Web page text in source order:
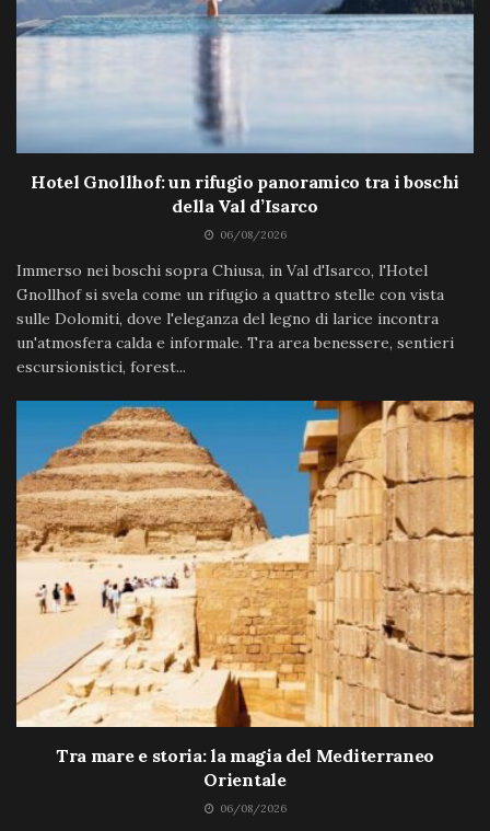
Hotel Gnollhof: un rifugio panoramico tra i boschi
della Val d’Isarco
06/08/2026
Immerso nei boschi sopra Chiusa, in Val d'Isarco, l'Hotel
Gnollhof si svela come un rifugio a quattro stelle con vista
sulle Dolomiti, dove l'eleganza del legno di larice incontra
un'atmosfera calda e informale. Tra area benessere, sentieri
escursionistici, forest...
Tra mare e storia: la magia del Mediterraneo
Orientale
06/08/2026